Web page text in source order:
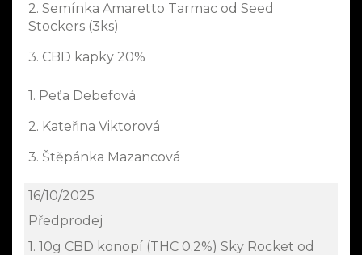
2. Semínka Amaretto Tarmac od Seed
Stockers (3ks)
3. CBD kapky 20%
1. Peťa Debefová
2. Kateřina Viktorová
3. Štěpánka Mazancová
16/10/2025
Předprodej
1. 10g CBD konopí (THC 0.2%) Sky Rocket od